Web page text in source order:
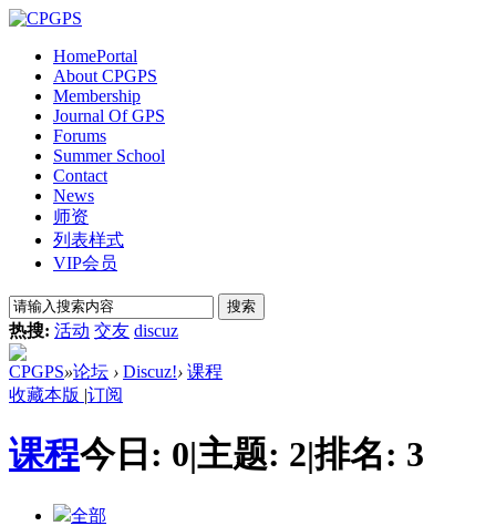
HomePortal
About CPGPS
Membership
Journal Of GPS
Forums
Summer School
Contact
News
师资
列表样式
VIP会员
搜索
热搜: 活动 交友 discuz
CPGPS»论坛 › Discuz!› 课程
收藏本版 |订阅
课程今日: 0|主题: 2|排名: 3
全部